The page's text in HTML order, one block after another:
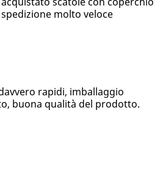
molto veloce
rapidi, imballaggio
buona qualità del prodotto.